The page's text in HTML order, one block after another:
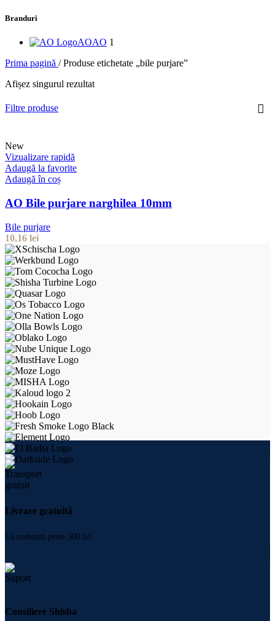
Branduri
AOAO 1
Prima pagină / Produse etichetate „bile purjare”
Afișez singurul rezultat
Filtre produse
New
Vizualizare rapidă
Adaugă la favorite
Adaugă în coș
AO Bile purjare narghilea 10mm
Bile purjare
10,16 lei
Livrare gratuită
La comenzi peste 300 lei
Consiliere Shisha